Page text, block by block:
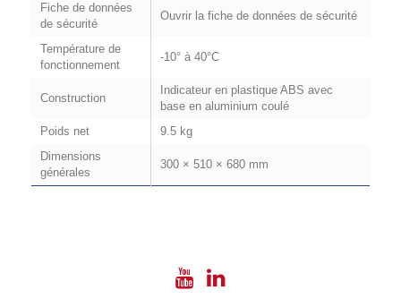
Fiche de données
de sécurité
Ouvrir la fiche de données de sécurité
Température de
fonctionnement
-10° à 40°C
Construction
Indicateur en plastique ABS avec
base en aluminium coulé
Poids net
9.5 kg
Dimensions
générales
300 × 510 × 680 mm